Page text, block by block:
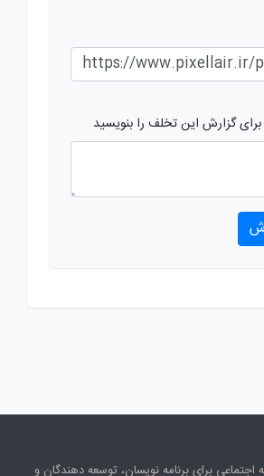
گزارش این تخلف را بنویسید
برای برنامه نویسان، توسعه دهندگان و